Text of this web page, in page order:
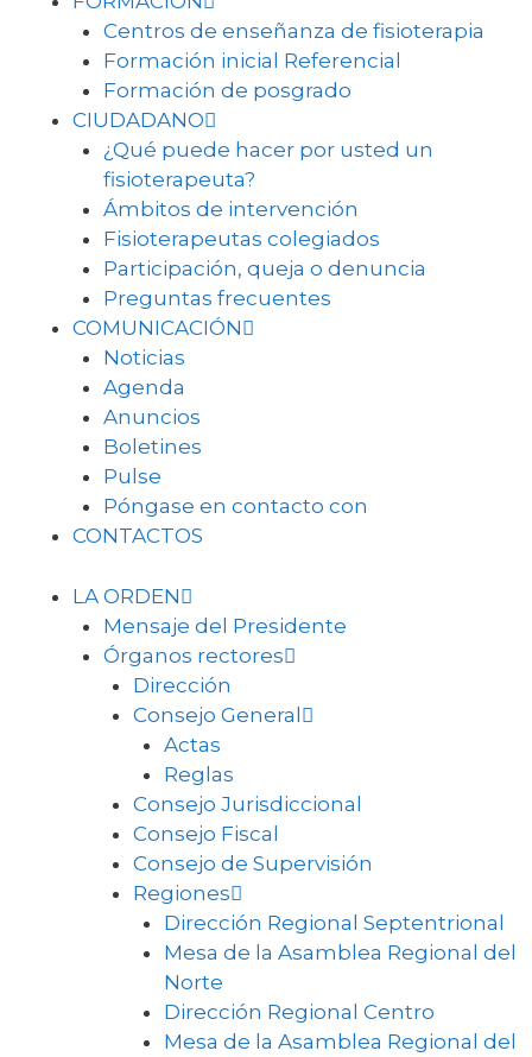
Centros de enseñanza de fisioterapia
Formación inicial Referencial
Formación de posgrado
CIUDADANO
¿Qué puede hacer por usted un
fisioterapeuta?
Ámbitos de intervención
Fisioterapeutas colegiados
Participación, queja o denuncia
Preguntas frecuentes
COMUNICACIÓN
Noticias
Agenda
Anuncios
Boletines
Pulse
Póngase en contacto con
CONTACTOS
LA ORDEN
Mensaje del Presidente
Órganos rectores
Dirección
Consejo General
Actas
Reglas
Consejo Jurisdiccional
Consejo Fiscal
Consejo de Supervisión
Regiones
Dirección Regional Septentrional
Mesa de la Asamblea Regional del
Norte
Dirección Regional Centro
Mesa de la Asamblea Regional del